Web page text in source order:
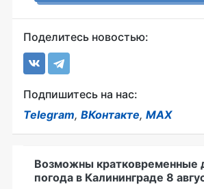
Поделитесь новостью:
Подпишитесь на нас:
Telegram, ВКонтакте, MAX
Возможны кратковременные
погода в Калининграде 8